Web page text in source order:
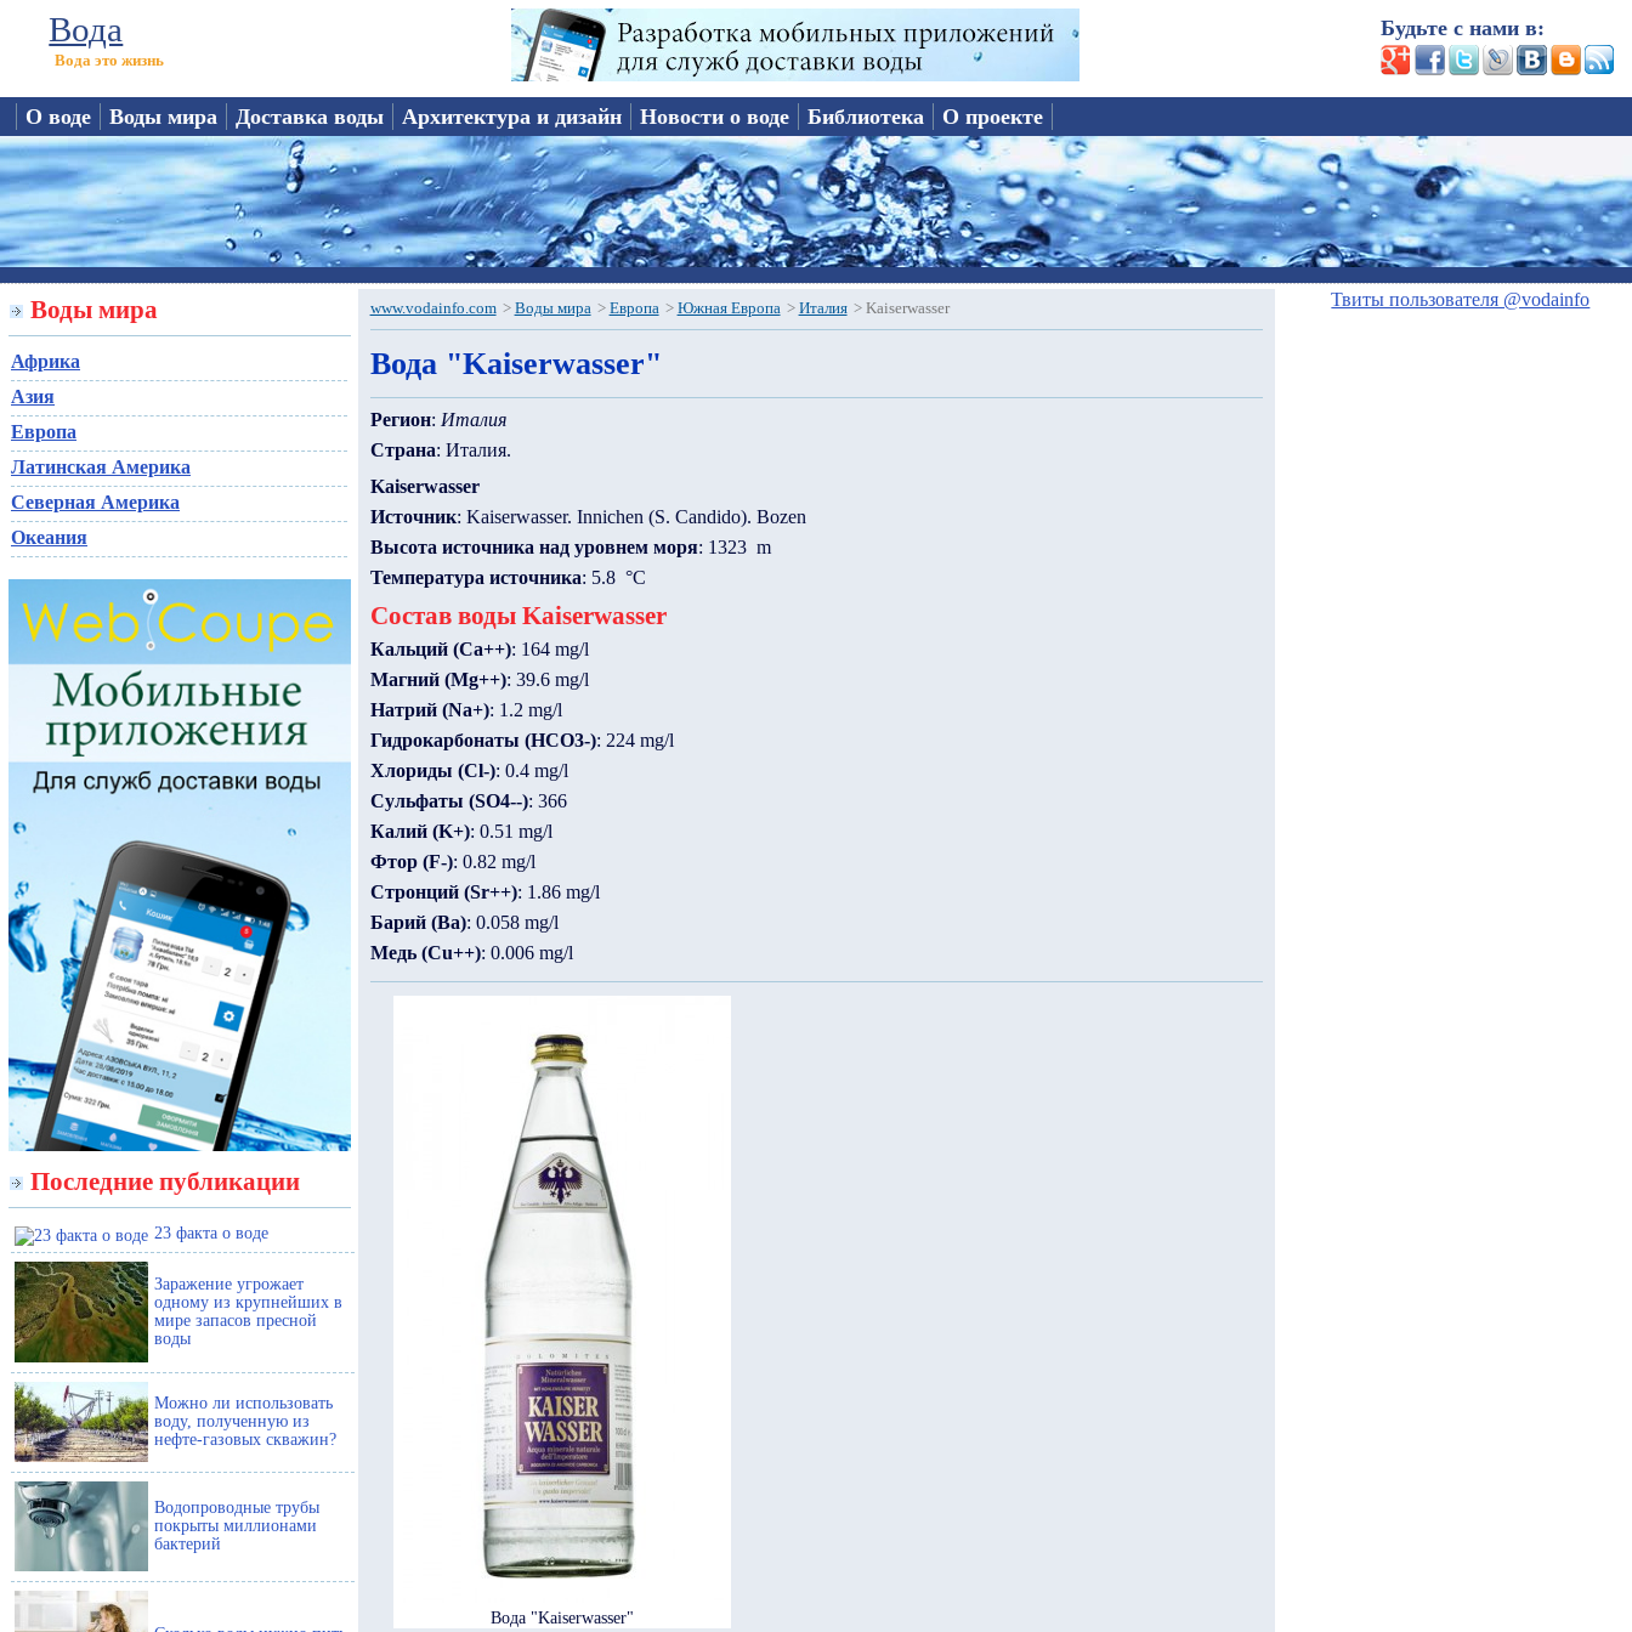
Вода
Вода это жизнь
Будьте с нами в:
О воде Воды мира Доставка воды Архитектура и дизайн Новости о воде Библиотека О проекте
Воды мира
Африка
Азия
Европа
Латинская Америка
Северная Америка
Океания
Последние публикации
23 факта о воде
Заражение угрожает
одному из крупнейших в
мире запасов пресной
воды
Можно ли использовать
воду, полученную из
нефте-газовых скважин?
Водопроводные трубы
покрыты миллионами
бактерий
www.vodainfo.com > Воды мира > Европа > Южная Европа > Италия > Kaiserwasser
Вода "Kaiserwasser"
Регион: Италия
Страна: Италия.
Kaiserwasser
Источник: Kaiserwasser. Innichen (S. Candido). Bozen
Высота источника над уровнем моря: 1323 m
Температура источника: 5.8 °C
Состав воды Kaiserwasser
Кальций (Ca++): 164 mg/l
Магний (Mg++): 39.6 mg/l
Натрий (Na+): 1.2 mg/l
Гидрокарбонаты (HCO3-): 224 mg/l
Хлориды (Cl-): 0.4 mg/l
Сульфаты (SO4--): 366
Калий (K+): 0.51 mg/l
Фтор (F-): 0.82 mg/l
Стронций (Sr++): 1.86 mg/l
Барий (Ba): 0.058 mg/l
Медь (Cu++): 0.006 mg/l
Вода "Kaiserwasser"
Твиты пользователя @vodainfo